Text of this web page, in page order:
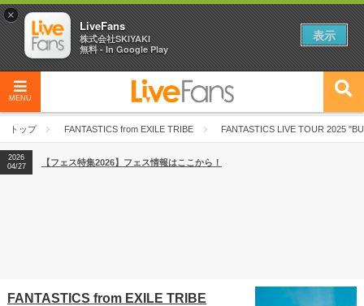
MENU
トップ FANTASTICS from EXILE TRIBE FANTASTICS LIVE TOUR 2025
2026
04/27
2026
【ライブ動員ランキング】2026年上半期編発表！
2026
04/27
【フェス特集2026】フェス情報はここから！
FANTASTICS from EXILE TRIBE
×
LiveFans
株式会社SKIYAKI
無料 - In Google Play
表示